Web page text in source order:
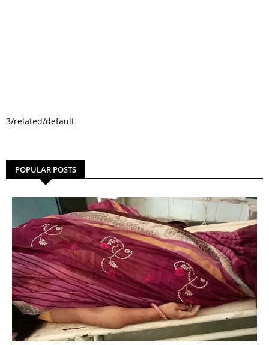
3/related/default
POPULAR POSTS